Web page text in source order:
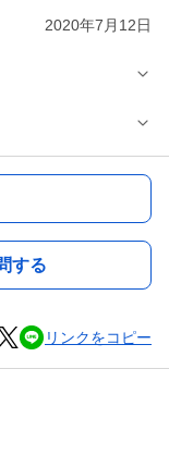
2020年7月12日
する
リンクをコピー